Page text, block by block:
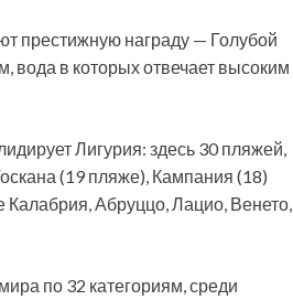
престижную награду — Голубой
вода в которых отвечает высоким
Лигурия: здесь 30 пляжей,
(19 пляже), Кампания (18)
Абруццо, Лацио, Венето,
по 32 категориям, среди